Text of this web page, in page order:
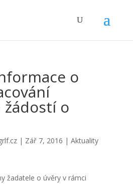
o
žádostí o
| Zář 7, 2016 | Aktuality
žadatele o úvěry v rámci